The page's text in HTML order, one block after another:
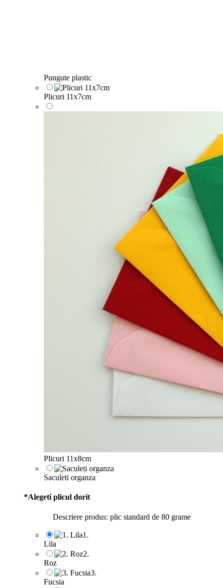
Pungute plastic
Plicuri 11x7cm
Plicuri 11x8cm
Saculeti organza
*Alegeti plicul dorit
Descriere produs: plic standard de 80 grame
1.
Lila
2.
Roz
3.
Fucsia